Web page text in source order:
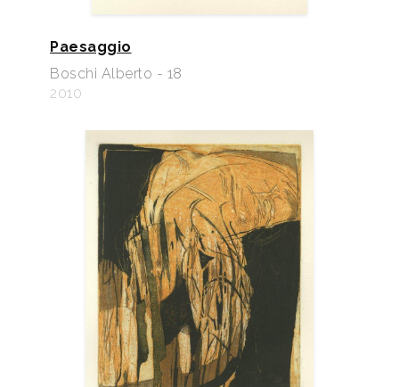
Paesaggio
Boschi Alberto - 18
2010